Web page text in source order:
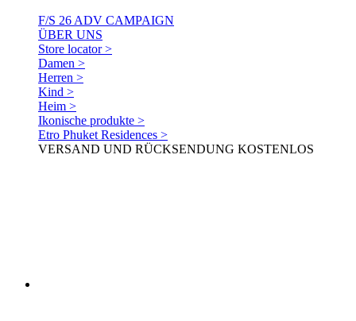
F/S 26 ADV CAMPAIGN
ÜBER UNS
Store locator >
Damen >
Herren >
Kind >
Heim >
Ikonische produkte >
Etro Phuket Residences >
VERSAND UND RÜCKSENDUNG KOSTENLOS